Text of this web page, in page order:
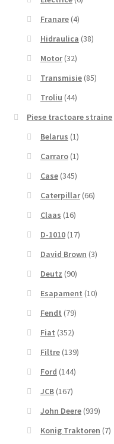
Franare (4)
Hidraulica (38)
Motor (32)
Transmisie (85)
Troliu (44)
Piese tractoare straine
Belarus (1)
Carraro (1)
Case (345)
Caterpillar (66)
Claas (16)
D-1010 (17)
David Brown (3)
Deutz (90)
Esapament (10)
Fendt (79)
Fiat (352)
Filtre (139)
Ford (144)
JCB (167)
John Deere (939)
Konig Traktoren (7)